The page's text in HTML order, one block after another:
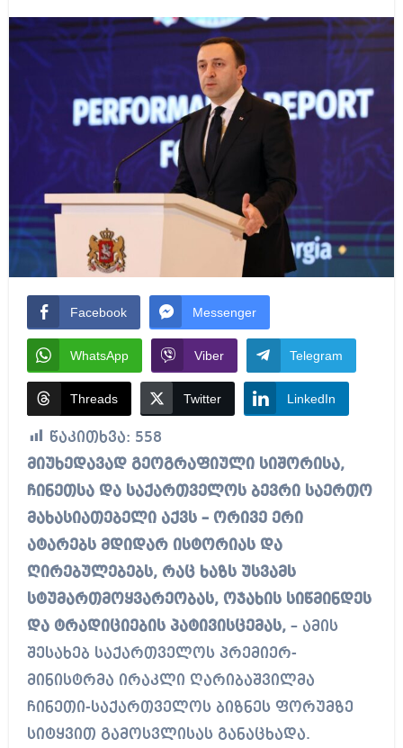
Facebook Messenger
WhatsApp Viber Telegram
Threads Twitter LinkedIn
წაკითხვა: 558
მიუხედავად გეოგრაფიული სიშორისა,
ჩინეთსა და საქართველოს ბევრი საერთო
მახასიათებელი აქვს – ორივე ერი
ატარებს მდიდარ ისტორიას და
ღირებულებებს, რაც ხაზს უსვამს
სტუმართმოყვარეობას, ოჯახის სიწმინდეს
და ტრადიციების პატივისცემას,– ამის
შესახებ საქართველოს პრემიერ-
მინისტრმა ირაკლი ღარიბაშვილმა
ჩინეთი-საქართველოს ბიზნეს ფორუმზე
სიტყვით გამოსვლისას განაცხადა.